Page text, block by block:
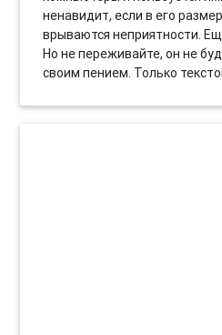
ненавидит, если в его
врываются неприятности.
Но не переживайте, он не
своим пением. Только